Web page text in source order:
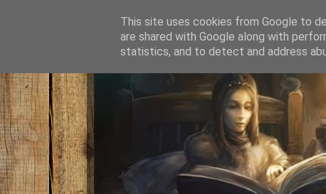
This site uses cookies from Google to
are shared with Google along with
statistics, and to detect and address